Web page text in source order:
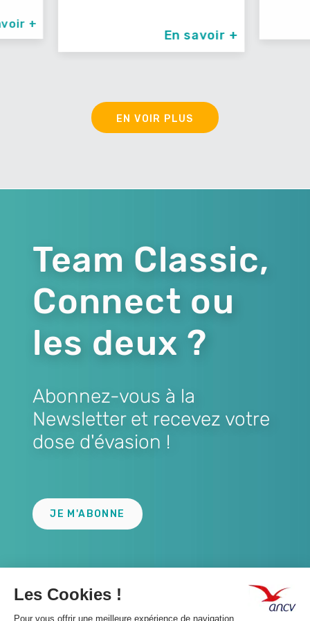
savoir +
En savoir +
EN VOIR PLUS
Team Classic,
Connect ou
les deux ?
Abonnez-vous à la
Newsletter et recevez votre
dose d'évasion !
JE M'ABONNE